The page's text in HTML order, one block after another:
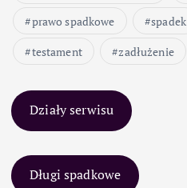
prawo spadkowe
spadek
testament
zadłużenie
Działy serwisu
Długi spadkowe